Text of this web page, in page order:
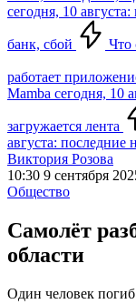
сегодня, 10
банк, сбой Что
работает
Mamba сегодня, 10
загружается лента
августа: последние
Виктория Розова
10:30 9 сентября
Общество
Самолёт
области
Один человек